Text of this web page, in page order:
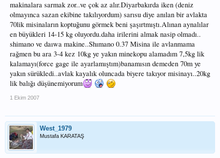
makinalara sarmak zor..ve çok az alır.Diyarbakırda iken (deniz
olmayınca sazan ekibine takılıyordum) sarısu diye anılan bir avlakta
70lik misinaların koptuğunu görmek beni şaşırtmıştı.Alınan aynalılar
en büyükleri 14-15 kg oluyordu.daha irilerini almak nasip olmadı..
shimano ve daıwa makine..Shımano 0.37 Misina ile avlanmama
rağmen bu ara 3-4 kez 10kg ye yakın minekopu alamadım 7,5kg lik
kalamayı(force gage ile ayarlamıştım)banamısın demeden 70m ye
yakın sürükledi..avlak kayalık oluncada biyere takıyor misinayı..20kg
lik balığı düşünemiyorum
1 Ekim 2007
West_1979
Mustafa KARATAŞ